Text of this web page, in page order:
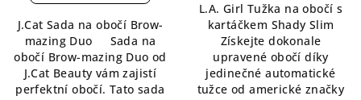
z
5
hvězdiček.
J.Cat Sada na obočí Brow-
mazing Duo Sada na
obočí Brow-mazing Duo od
J.Cat Beauty vám zajistí
perfektní obočí. Tato sada
z
5
hvězdiček.
L.A. Girl Tužka na obočí s
kartáčkem Shady Slim
Získejte dokonale
upravené obočí díky
jedinečné automatické
tužce od americké značky